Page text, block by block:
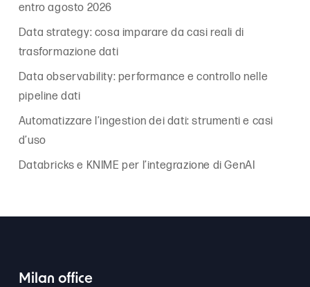
entro agosto 2026
Data strategy: cosa imparare da casi reali di
trasformazione dati
Data observability: performance e controllo nelle
pipeline dati
Automatizzare l’ingestion dei dati: strumenti e casi
d’uso
Databricks e KNIME per l’integrazione di GenAI
Milan office